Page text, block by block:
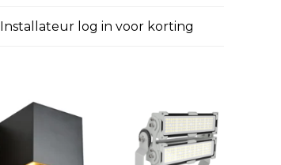
Installateur log in voor korting